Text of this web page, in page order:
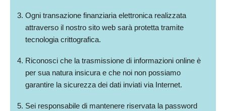
Ogni transazione finanziaria elettronica realizzata
attraverso il nostro sito web sarà protetta tramite
tecnologia crittografica.
Riconosci che la trasmissione di informazioni online è
per sua natura insicura e che noi non possiamo
garantire la sicurezza dei dati inviati via Internet.
Sei responsabile di mantenere riservata la password